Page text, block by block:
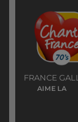
FRANCE GALL
AIME LA